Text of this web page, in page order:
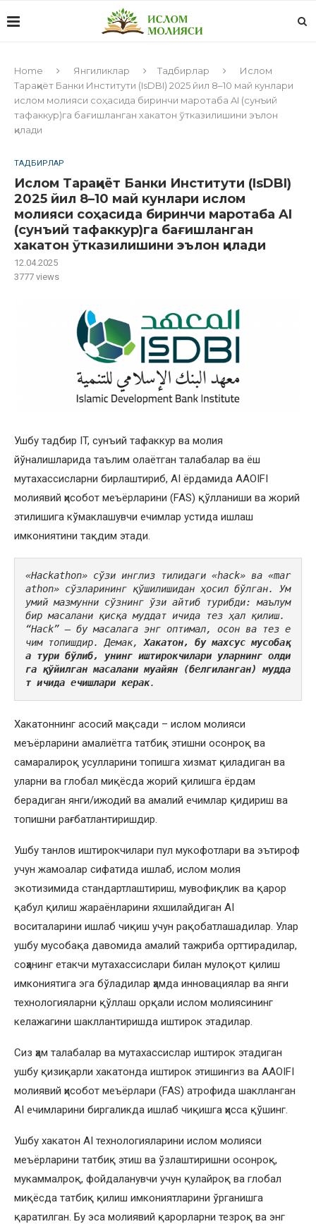
Home Янгиликлар Тадбирлар
Ислом
Тараққиёт Банки Институти (IsDBI) 2025 йил 8–10 май кунлари
ислом молияси соҳасида биринчи маротаба AI (сунъий
тафаккур)га бағишланган хакатон ўтказилишини эълон
қилади
ТАДБИРЛАР
Ислом Тараққиёт Банки Институти (IsDBI)
2025 йил 8–10 май кунлари ислом
молияси соҳасида биринчи маротаба AI
(сунъий тафаккур)га бағишланган
хакатон ўтказилишини эълон қилади
12.04.2025
3777 views
Ушбу тадбир IT, сунъий тафаккур ва молия
йўналишларида таълим олаётган талабалар ва ёш
мутахассисларни бирлаштириб, AI ёрдамида AAOIFI
молиявий ҳисобот меъёрларини (FAS) қўлланиши ва жорий
этилишига кўмаклашувчи ечимлар устида ишлаш
имкониятини тақдим этади.
«Hackathon» сўзи инглиз тилидаги «hack» ва «mar
athon» сўзларининг қўшилишидан ҳосил бўлган. Ум
умий мазмунни сўзнинг ўзи айтиб турибди: маълум
бир масалани қисқа муддат ичида тез ҳал қилиш.
“Hack” – бу масалага энг оптимал, осон ва тез е
чим топишдир. Демак, Хакатон, бу махсус мусобақ
а тури бўлиб, унинг иштирокчилари уларнинг олди
га қўйилган масалани муайян (белгиланган) мудда
т ичида ечишлари керак.
Хакатоннинг асосий мақсади – ислом молияси
меъёрларини амалиётга татбиқ этишни осонроқ ва
самаралироқ усулларини топишга хизмат қиладиган ва
уларни ва глобал миқёсда жорий қилишга ёрдам
берадиган янги/ижодий ва амалий ечимлар қидириш ва
топишни рағбатлантиришдир.
Ушбу танлов иштирокчилари пул мукофотлари ва эътироф
учун жамоалар сифатида ишлаб, ислом молия
экотизимида стандартлаштириш, мувофиқлик ва қарор
қабул қилиш жараёнларини яхшилайдиган AI
воситаларини ишлаб чиқиш учун рақобатлашадилар. Улар
ушбу мусобақа давомида амалий тажриба орттирадилар,
соҳанинг етакчи мутахассислари билан мулоқот қилиш
имкониятига эга бўладилар ҳамда инновациялар ва янги
технологияларни қўллаш орқали ислом молиясининг
келажагини шакллантиришда иштирок этадилар.
Сиз ҳам талабалар ва мутахассислар иштирок этадиган
ушбу қизиқарли хакатонда иштирок этишингиз ва AAOIFI
молиявий ҳисобот меъёрлари (FAS) атрофида шаклланган
AI ечимларини биргаликда ишлаб чиқишга ҳисса қўшинг.
Ушбу хакатон AI технологияларини ислом молияси
меъёрларини татбиқ этиш ва ўзлаштиришни осонроқ,
мукаммалроқ, фойдаланувчи учун қулайроқ ва глобал
миқёсда татбиқ қилиш имкониятларини ўрганишга
қаратилган. Бу эса молиявий қарорларни тезроқ ва энг